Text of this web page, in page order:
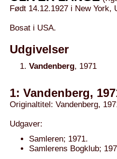
Født 14.12.1927 i New York,
Bosat i USA.
Udgivelser
Vandenberg, 1971
1: Vandenberg,
Originaltitel: Vandenberg,
Udgaver:
Samleren; 1971.
Samlerens Bogklub;